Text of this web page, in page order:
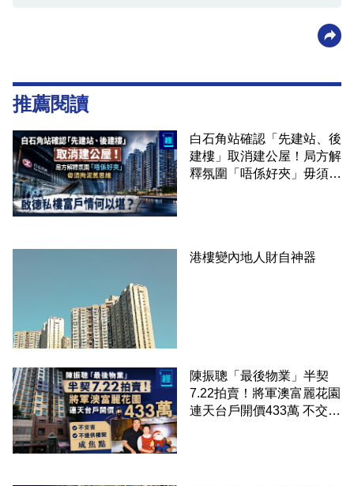
推薦閱讀
白石角站確認「先建站、後
建樓」取消建公屋！局方解
釋氛圍「唔係好夾」毋須拘
港樓變內地人財自神器
陳振聰「最後物業」半契
7.22拍賣！將軍澳富麗花園
連天台戶開價433萬 不交